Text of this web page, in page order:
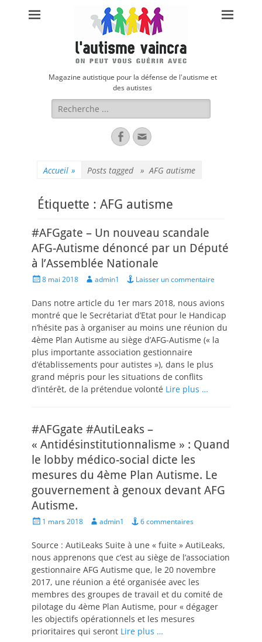
Magazine autistique pour la défense de l'autisme et
des autistes
Rechercher :
FacebookAdresse
de
Accueil » Posts tagged »AFG autisme
Étiquette : AFG autisme
#AFGgate – Un nouveau scandale
AFG-Autisme dénoncé par un Député
à l’Assemblée Nationale
Posted8 mai 2018 Author
admin1 Laisser un commentaire
Dans notre article du 1er mars 2018, nous avions
montré que le Secrétariat d’Etat pour le Handicap
n’hésite pas à organiser au moins une réunion du
4ème Plan Autisme au siège d’AFG-Autisme (« la
plus importante association gestionnaire
d’établissements pour autistes »), dans le plus
grand mépris pour les situations de conflits
d’intérêt, de la prétendue volonté Lire plus …
#AFGgate #AutiLeaks –
« Antidésinstitutionnalisme » : Quand
le lobby médico-social dicte les
mesures du 4ème Plan Autisme. Le
gouvernement à genoux devant AFG
Autisme.
Posted1 mars 2018 Author
admin1 6 commentaires
Source : AutiLeaks Suite à une « fuite » AutiLeaks,
nous apprenons que c’est au siège de l’association
gestionnaire AFG Autisme que, le 20 novembre
2017, une réunion a été organisée avec les
membres des groupes de travail et du comité de
pilotage du 4ème Plan Autisme, pour « dégager
les objectifs opérationnels et les mesures
prioritaires qui seront Lire plus …